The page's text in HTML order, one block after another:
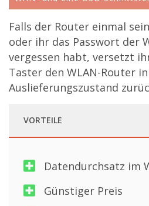
Falls der Router einmal
oder ihr das Passwort der
vergessen habt, versetzt
Taster den WLAN-Router
Auslieferungszustand
VORTEILE
Datendurchsatz im
Günstiger Preis